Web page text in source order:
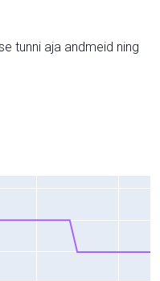
tunni aja andmeid ning